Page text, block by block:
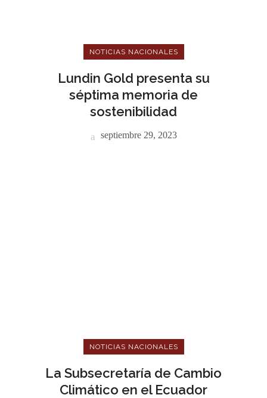
NOTICIAS NACIONALES
Lundin Gold presenta su
séptima memoria de
sostenibilidad
septiembre 29, 2023
NOTICIAS NACIONALES
La Subsecretaría de Cambio
Climático en el Ecuador